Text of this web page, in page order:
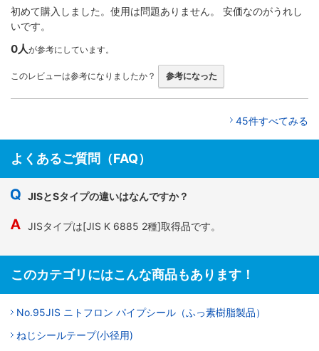
初めて購入しました。使用は問題ありません。 安価なのがうれし
いです。
0人が参考にしています。
このレビューは参考になりましたか？ 参考になった
45件すべてみる
よくあるご質問（FAQ）
JISとSタイプの違いはなんですか？
JISタイプは[JIS K 6885 2種]取得品です。
このカテゴリにはこんな商品もあります！
No.95JIS ニトフロン パイプシール（ふっ素樹脂製品）
ねじシールテープ(小径用)